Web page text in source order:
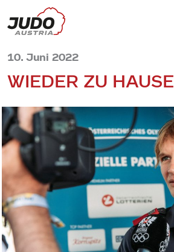
10. Juni 2022
WIEDER ZU HAUSE